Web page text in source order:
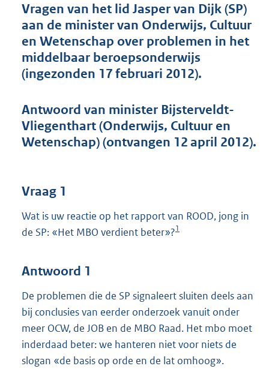
d
s
g
r
o
t
e
:
5
Vragen van het lid Jasper van Dijk (SP)
aan de minister van Onderwijs, Cultuur
en Wetenschap over problemen in het
middelbaar beroepsonderwijs
(ingezonden 17 februari 2012).
Antwoord van minister Bijsterveldt-
Vliegenthart (Onderwijs, Cultuur en
Wetenschap) (ontvangen 12 april 2012).
Vraag 1
Wat is uw reactie op het rapport van ROOD, jong in
de SP: «Het MBO verdient beter»?1
Antwoord 1
De problemen die de SP signaleert sluiten deels aan
bij conclusies van eerder onderzoek vanuit onder
meer OCW, de JOB en de MBO Raad. Het mbo moet
inderdaad beter: we hanteren niet voor niets de
slogan «de basis op orde en de lat omhoog».